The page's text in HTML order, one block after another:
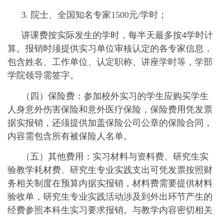
3. 院士、全国知名专家1500元/学时；
讲课费按实际发生的学时，每半天最多按4学时计
算。报销时须提供实习单位审核认定的各专家信息，
包含姓名、工作单位、认定职称、讲座学时等，学部
学院领导需签字。
（四） 保险费：参加校外实习的学生应购买学生
人身意外伤害保险和意外医疗保险，保险费用凭发票
据实报销，还须提供加盖保险公司公章的保险合同，
内容需包含所有被保险人名单。
（五） 其他费用：实习材料与资料费、研究生实
验教学耗材费、研究生专业实践支出可凭发票按照财
务相关制度在预算内据实报销，材料费需要提供材料
验收单，研究生专业实践活动涉及到外出环节产生的
经费参照本科生实习要求报销。与教学内容密切相关